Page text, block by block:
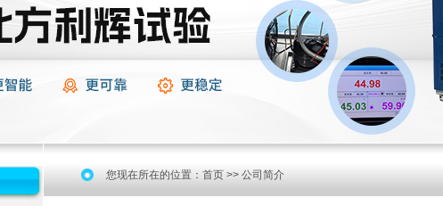
您现在所在的位置： 首页 >> 公司简介